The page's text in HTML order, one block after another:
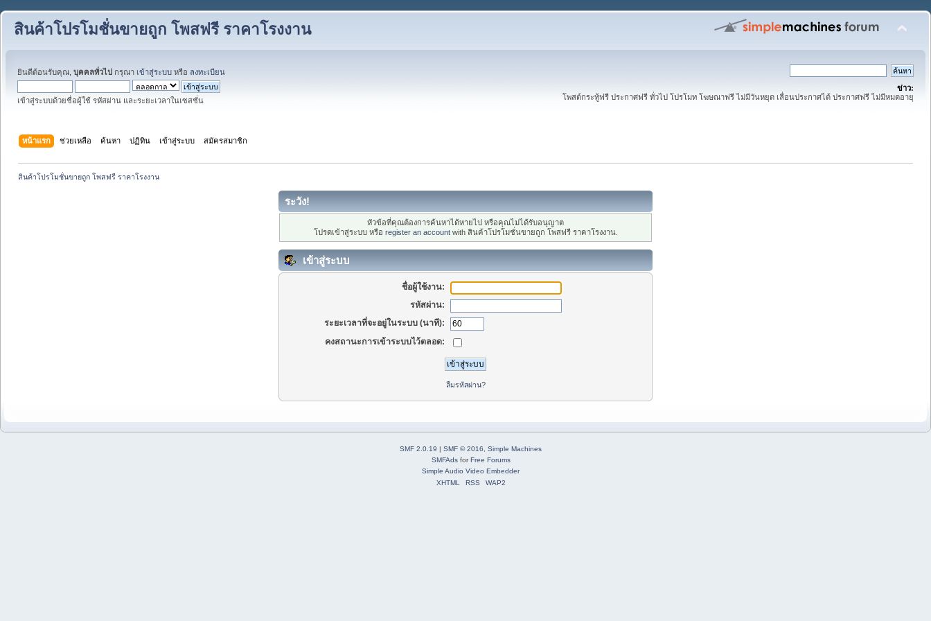
สินค้าโปรโมชั่นขายถูก โพสฟรี ราคาโรงงาน
ยินดีต้อนรับคุณ, บุคคลทั่วไป กรุณา เข้าสู่ระบบ หรือ ลงทะเบียน
เข้าสู่ระบบด้วยชื่อผู้ใช้ รหัสผ่าน และระยะเวลาในเซสชั่น
ข่าว:
โพสต์กระทู้ฟรี ประกาศฟรี ทั่วไป โปรโมท โฆษณาฟรี ไม่มีวันหยุด เลื่อนประกาศได้ ประกาศฟรี ไม่มีหมดอายุ
หน้าแรก ช่วยเหลือ ค้นหา ปฏิทิน เข้าสู่ระบบ สมัครสมาชิก
สินค้าโปรโมชั่นขายถูก โพสฟรี ราคาโรงงาน
ระวัง!
หัวข้อที่คุณต้องการค้นหาได้หายไป หรือคุณไม่ได้รับอนุญาต
โปรดเข้าสู่ระบบ หรือ register an accountwith สินค้าโปรโมชั่นขายถูก โพสฟรี ราคาโรงงาน.
เข้าสู่ระบบ
ชื่อผู้ใช้งาน:
รหัสผ่าน:
ระยะเวลาที่จะอยู่ในระบบ (นาที):
คงสถานะการเข้าระบบไว้ตลอด:
ลืมรหัสผ่าน?
SMF 2.0.19 | SMF © 2016
Simple Machines
SMFAdsforFree Forums
Simple Audio Video Embedder
XHTML
RSS WAP2